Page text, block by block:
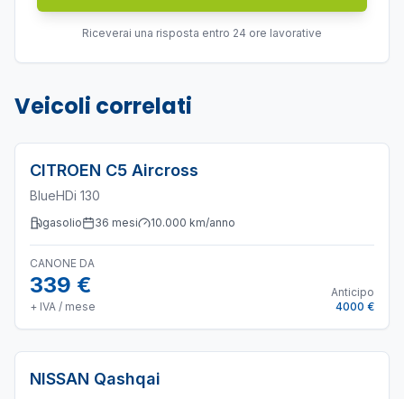
Riceverai una risposta entro 24 ore lavorative
Veicoli correlati
CITROEN C5 Aircross
BlueHDi 130
gasolio 36 mesi 10.000 km/anno
CANONE DA
339 €
+ IVA / mese
Anticipo
4000 €
NISSAN Qashqai